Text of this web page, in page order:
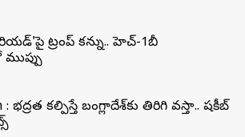
ట్రంప్‌ కన్ను.. హెచ్‌-1బీ
భద్రత కల్పిస్తే బంగ్లాదేశ్‌కు తిరిగి వస్తా.. షకీబ్